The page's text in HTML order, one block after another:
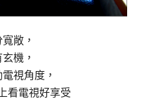
敞，
機，
視角度，
看電視好享受